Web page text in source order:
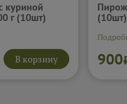
куриной
г (10шт)
В корзину
(10шт)
900